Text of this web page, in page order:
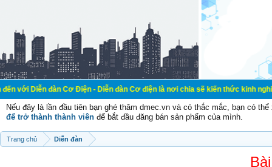
đàn Cơ Điện - Diễn đàn Cơ điện là nơi chia sẽ kiến thức kinh nghiệm
Nếu đây là lần đầu tiên bạn ghé thăm dmec.vn và có thắc mắc, bạn có
để trở thành thành viên để bắt đầu đăng bán sản phẩm của mình.
Trang chủ Diễn đàn